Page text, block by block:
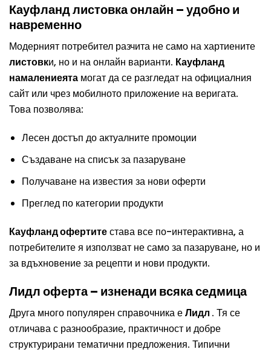
Кауфланд листовка онлайн – удобно и
навременно
Модерният потребител разчита не само на хартиените
листовки, но и на онлайн варианти. Кауфланд
намалениеята могат да се разгледат на официалния
сайт или чрез мобилното приложение на веригата.
Това позволява:
Лесен достъп до актуалните промоции
Създаване на списък за пазаруване
Получаване на известия за нови оферти
Преглед по категории продукти
Кауфланд офертитестава все по-интерактивна, а
потребителите я използват не само за пазаруване, но и
за вдъхновение за рецепти и нови продукти.
Лидл оферта – изненади всяка седмица
Друга много популярен справочника еЛидл . Тя се
отличава с разнообразие, практичност и добре
структурирани тематични предложения. Типични